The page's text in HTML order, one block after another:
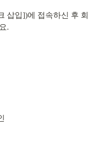
삽입])에 접속하신 후 회
.